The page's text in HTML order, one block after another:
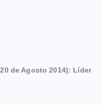
de Agosto 2014): Líder